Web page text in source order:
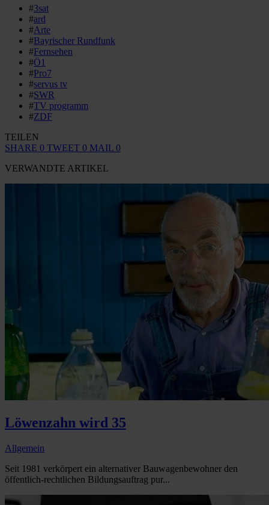
#3sat
#ard
#Arte
#Bayrischer Rundfunk
#Fernsehen
#Ö1
#Pro7
#servus tv
#SWR
#TV programm
#ZDF
TEILEN
SHARE 0 TWEET 0 MAIL 0
VERWANDTE ARTIKEL
Löwenzahn wird 35
Allgemein
Seit 1981 verkörpert ein alternativer Bauwagenbewohner den
öffentlich-rechtlichen Bildungsauftrag pur...